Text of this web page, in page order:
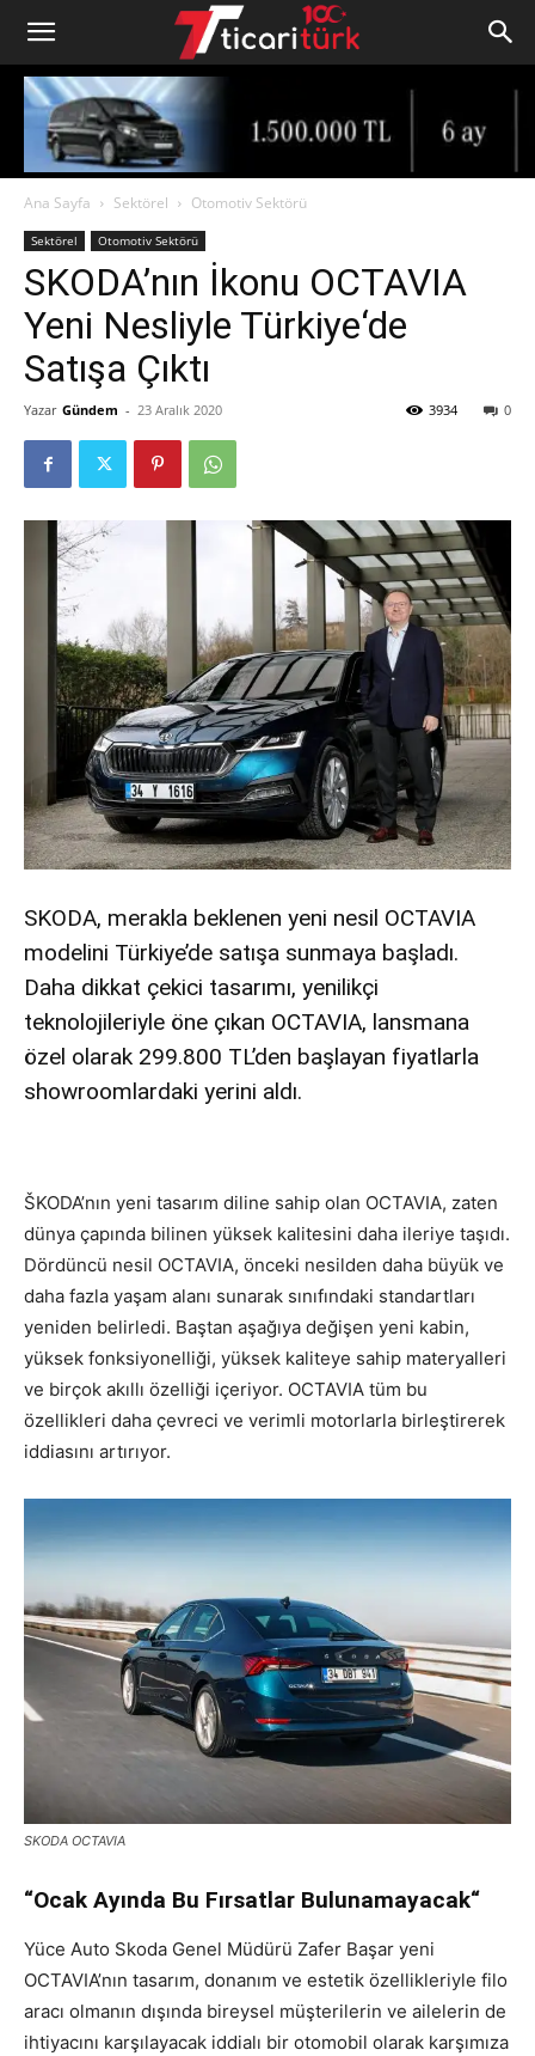
Ana Sayfa Sektörel Otomotiv Sektörü
Sektörel Otomotiv Sektörü
SKODA’nın İkonu OCTAVIA
Yeni Nesliyle Türkiye‘de
Satışa Çıktı
Yazar Gündem - 23 Aralık 2020 0
3934
SKODA, merakla beklenen yeni nesil OCTAVIA
modelini Türkiye’de satışa sunmaya başladı.
Daha dikkat çekici tasarımı, yenilikçi
teknolojileriyle öne çıkan OCTAVIA, lansmana
özel olarak 299.800 TL’den başlayan fiyatlarla
showroomlardaki yerini aldı.
ŠKODA’nın yeni tasarım diline sahip olan OCTAVIA, zaten
dünya çapında bilinen yüksek kalitesini daha ileriye taşıdı.
Dördüncü nesil OCTAVIA, önceki nesilden daha büyük ve
daha fazla yaşam alanı sunarak sınıfındaki standartları
yeniden belirledi. Baştan aşağıya değişen yeni kabin,
yüksek fonksiyonelliği, yüksek kaliteye sahip materyalleri
ve birçok akıllı özelliği içeriyor. OCTAVIA tüm bu
özellikleri daha çevreci ve verimli motorlarla birleştirerek
iddiasını artırıyor.
SKODA OCTAVIA
“Ocak Ayında Bu Fırsatlar Bulunamayacak“
Yüce Auto Skoda Genel Müdürü Zafer Başar yeni
OCTAVIA’nın tasarım, donanım ve estetik özellikleriyle filo
aracı olmanın dışında bireysel müşterilerin ve ailelerin de
ihtiyacını karşılayacak iddialı bir otomobil olarak karşımıza